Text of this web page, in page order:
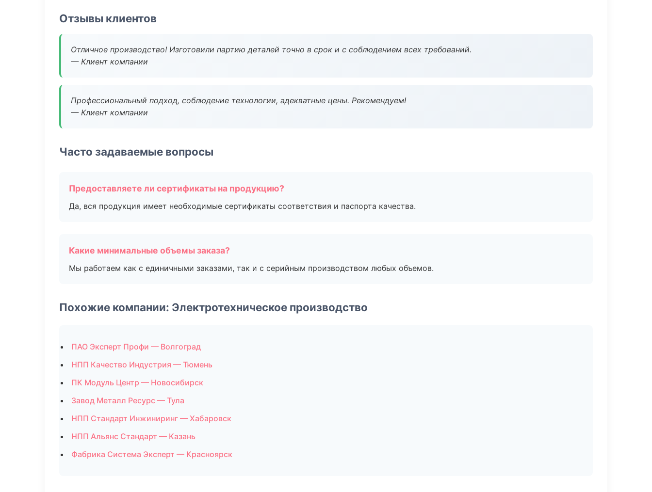
Отзывы клиентов
Отличное производство! Изготовили партию деталей точно в срок и с соблюдением всех требований.
— Клиент компании
Профессиональный подход, соблюдение технологии, адекватные цены. Рекомендуем!
— Клиент компании
Часто задаваемые вопросы
Предоставляете ли сертификаты на продукцию?
Да, вся продукция имеет необходимые сертификаты соответствия и паспорта качества.
Какие минимальные объемы заказа?
Мы работаем как с единичными заказами, так и с серийным производством любых объемов.
Похожие компании: Электротехническое производство
ПАО Эксперт Профи — Волгоград
НПП Качество Индустрия — Тюмень
ПК Модуль Центр — Новосибирск
Завод Металл Ресурс — Тула
НПП Стандарт Инжиниринг — Хабаровск
НПП Альянс Стандарт — Казань
Фабрика Система Эксперт — Красноярск